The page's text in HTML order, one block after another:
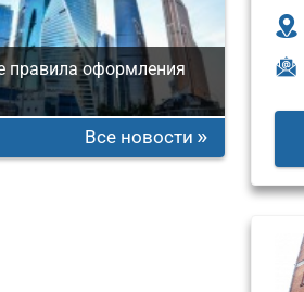
правила оформления
Все новости